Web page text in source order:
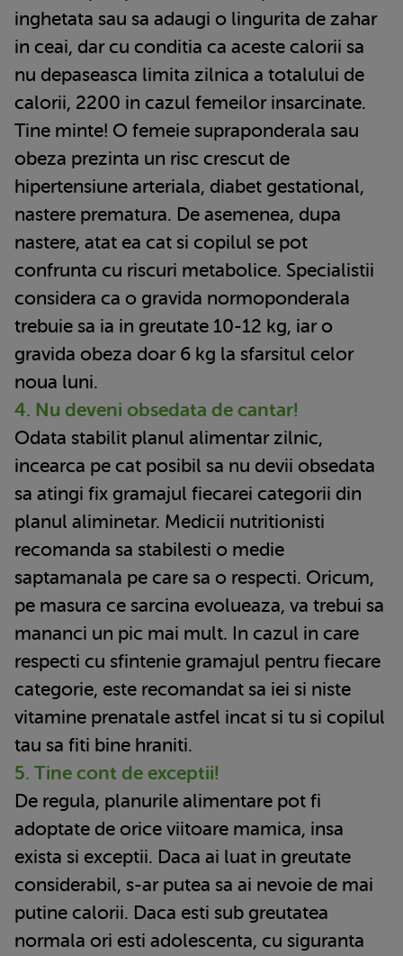
inghetata sau sa adaugi o lingurita de zahar
in ceai, dar cu conditia ca aceste calorii sa
nu depaseasca limita zilnica a totalului de
calorii, 2200 in cazul femeilor insarcinate.
Tine minte! O femeie supraponderala sau
obeza prezinta un risc crescut de
hipertensiune arteriala, diabet gestational,
nastere prematura. De asemenea, dupa
nastere, atat ea cat si copilul se pot
confrunta cu riscuri metabolice. Specialistii
considera ca o gravida normoponderala
trebuie sa ia in greutate 10-12 kg, iar o
gravida obeza doar 6 kg la sfarsitul celor
noua luni.
4. Nu deveni obsedata de cantar!
Odata stabilit planul alimentar zilnic,
incearca pe cat posibil sa nu devii obsedata
sa atingi fix gramajul fiecarei categorii din
planul aliminetar. Medicii nutritionisti
recomanda sa stabilesti o medie
saptamanala pe care sa o respecti. Oricum,
pe masura ce sarcina evolueaza, va trebui sa
mananci un pic mai mult. In cazul in care
respecti cu sfintenie gramajul pentru fiecare
categorie, este recomandat sa iei si niste
vitamine prenatale astfel incat si tu si copilul
tau sa fiti bine hraniti.
5. Tine cont de exceptii!
De regula, planurile alimentare pot fi
adoptate de orice viitoare mamica, insa
exista si exceptii. Daca ai luat in greutate
considerabil, s-ar putea sa ai nevoie de mai
putine calorii. Daca esti sub greutatea
normala ori esti adolescenta, cu siguranta